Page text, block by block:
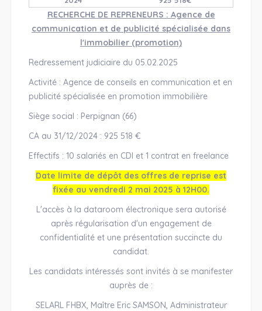
RECHERCHE DE REPRENEURS : Agence de
communication et de publicité spécialisée dans
l'immobilier (promotion)
Redressement judiciaire du 05.02.2025
Activité : Agence de conseils en communication et en
publicité spécialisée en promotion immobilière
Siège social : Perpignan (66)
CA au 31/12/2024 : 925 518 €
Effectifs : 10 salariés en CDI et 1 contrat en freelance
Date limite de dépôt des offres de reprise est
fixée au vendredi 2 mai 2025 à 12H00.
L'accès à la dataroom électronique sera autorisé
après régularisation d'un engagement de
confidentialité et une présentation succincte du
candidat.
Les candidats intéressés sont invités à se manifester
auprès de :
SELARL FHBX, Maître Eric SAMSON, Administrateur